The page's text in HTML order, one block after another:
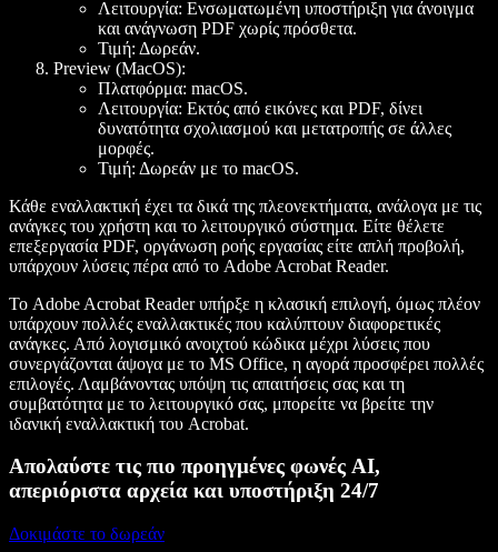
Λειτουργία: Ενσωματωμένη υποστήριξη για άνοιγμα
και ανάγνωση PDF χωρίς πρόσθετα.
Τιμή: Δωρεάν.
Preview (MacOS):
Πλατφόρμα: macOS.
Λειτουργία: Εκτός από εικόνες και PDF, δίνει
δυνατότητα σχολιασμού και μετατροπής σε άλλες
μορφές.
Τιμή: Δωρεάν με το macOS.
Κάθε εναλλακτική έχει τα δικά της πλεονεκτήματα, ανάλογα με τις
ανάγκες του χρήστη και το λειτουργικό σύστημα. Είτε θέλετε
επεξεργασία PDF, οργάνωση ροής εργασίας είτε απλή προβολή,
υπάρχουν λύσεις πέρα από το Adobe Acrobat Reader.
Το Adobe Acrobat Reader υπήρξε η κλασική επιλογή, όμως πλέον
υπάρχουν πολλές εναλλακτικές που καλύπτουν διαφορετικές
ανάγκες. Από λογισμικό ανοιχτού κώδικα μέχρι λύσεις που
συνεργάζονται άψογα με το MS Office, η αγορά προσφέρει πολλές
επιλογές. Λαμβάνοντας υπόψη τις απαιτήσεις σας και τη
συμβατότητα με το λειτουργικό σας, μπορείτε να βρείτε την
ιδανική εναλλακτική του Acrobat.
Απολαύστε τις πιο προηγμένες φωνές AI,
απεριόριστα αρχεία και υποστήριξη 24/7
Δοκιμάστε το δωρεάν